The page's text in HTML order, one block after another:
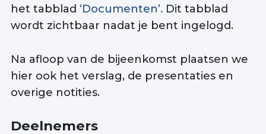
het tabblad ‘Documenten’. Dit tabblad
wordt zichtbaar nadat je bent ingelogd.
Na afloop van de bijeenkomst plaatsen we
hier ook het verslag, de presentaties en
overige notities.
Deelnemers